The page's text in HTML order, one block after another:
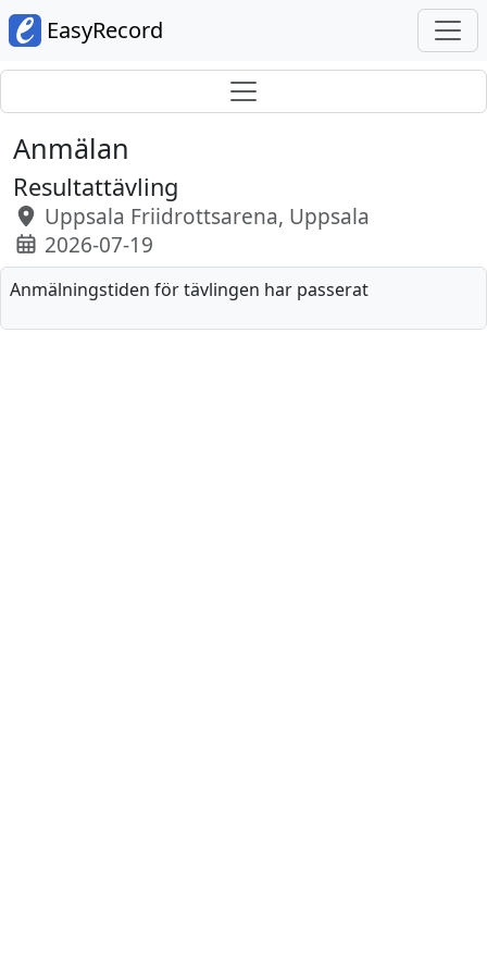
EasyRecord
Anmälan
Resultattävling
Uppsala Friidrottsarena, Uppsala
2026-07-19
Anmälningstiden för tävlingen har passerat